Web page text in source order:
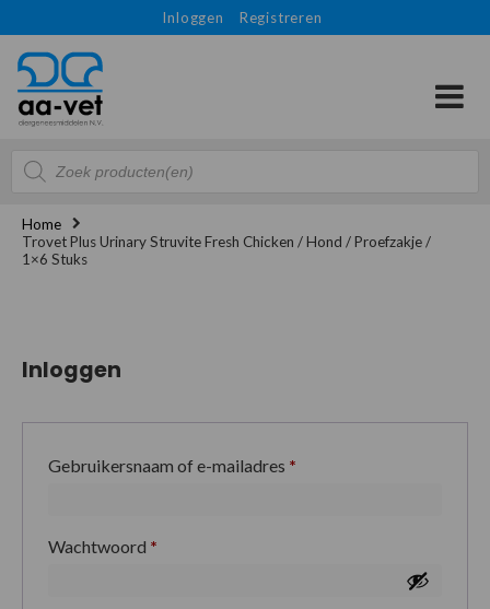
Inloggen Registreren
Producten
zoeken
Home
Trovet Plus Urinary Struvite Fresh Chicken / Hond / Proefzakje /
1×6 Stuks
Inloggen
Gebruikersnaam of e-mailadres *
Wachtwoord *